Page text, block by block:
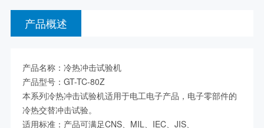
产品概述
产品名称：冷热冲击试验机
产品型号：GT-TC-80Z
本系列冷热冲击试验机适用于电工电子产品，电子零部件的
冷热交替冲击试验。
适用标准：产品可满足CNS、MIL、IEC、JIS、